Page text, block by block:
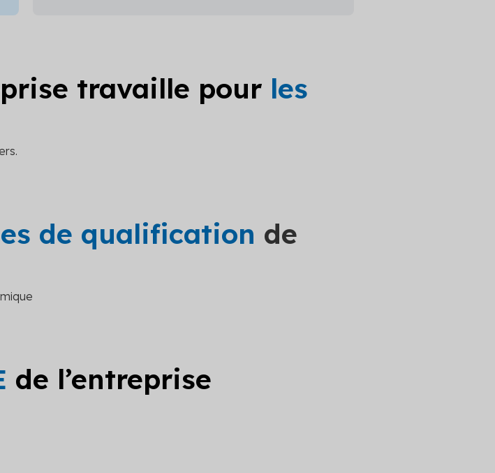
travaille pour les
de qualification de
de l’entreprise